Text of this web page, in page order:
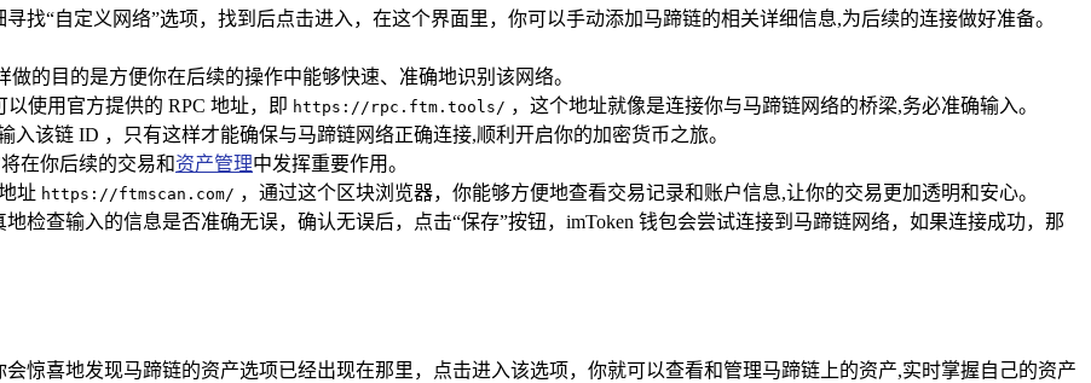
找“自定义网络”选项，找到后点击进入，在这个界面里，你可以手动添加马蹄链的相关详细信息,为后续的连接做好准备。
做的目的是方便你在后续的操作中能够快速、准确地识别该网络。
使用官方提供的 RPC 地址，即 https://rpc.ftm.tools/ ，这个地址就像是连接你与马蹄链网络的桥梁,务必准确输入。
入该链 ID ，只有这样才能确保与马蹄链网络正确连接,顺利开启你的加密货币之旅。
在你后续的交易和资产管理中发挥重要作用。
址 https://ftmscan.com/ ，通过这个区块浏览器，你能够方便地查看交易记录和账户信息,让你的交易更加透明和安心。
检查输入的信息是否准确无误，确认无误后，点击“保存”按钮，imToken 钱包会尝试连接到马蹄链网络，如果连接成功，那
惊喜地发现马蹄链的资产选项已经出现在那里，点击进入该选项，你就可以查看和管理马蹄链上的资产,实时掌握自己的资产